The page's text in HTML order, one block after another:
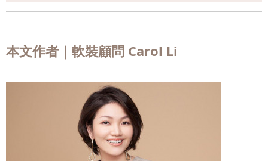
本文作者｜軟裝顧問 Carol Li